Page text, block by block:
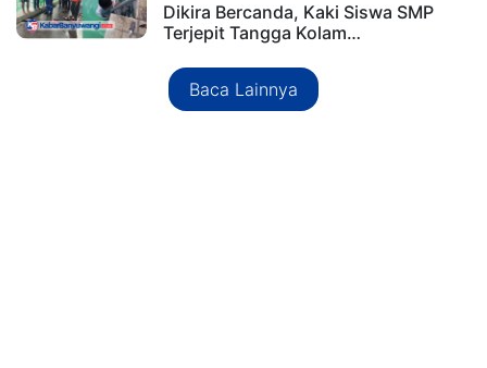
Dikira Bercanda, Kaki Siswa SMP
Terjepit Tangga Kolam…
Baca Lainnya